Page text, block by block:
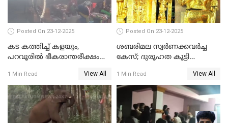
പൊലിഞ്ഞു
Posted On 23-12-2025
കട കത്തിച്ച് കളയും,
പറവൂരില്‍ ഭീകരാന്തരീക്ഷം
1 Min Read View All
Posted On 23-12-2025
ശബരിമല സ്വര്‍ണക്കവര്‍ച്ച
കേസ്; ദുരൂഹത കൂട്ടി
1 Min Read View All